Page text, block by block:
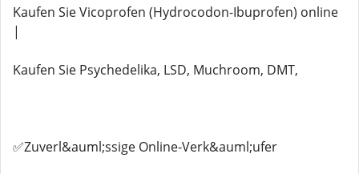
Kaufen Sie Vicoprofen (Hydrocodon-Ibuprofen) online
|
Kaufen Sie Psychedelika, LSD, Muchroom, DMT,
✅Zuverl&auml;ssige Online-Verk&auml;ufer